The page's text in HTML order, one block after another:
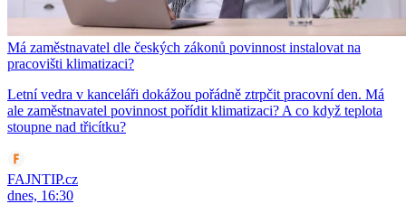
Má zaměstnavatel dle českých zákonů povinnost instalovat na
pracovišti klimatizaci?
Letní vedra v kanceláři dokážou pořádně ztrpčit pracovní den. Má
ale zaměstnavatel povinnost pořídit klimatizaci? A co když teplota
stoupne nad třicítku?
FAJNTIP.cz
dnes, 16:30